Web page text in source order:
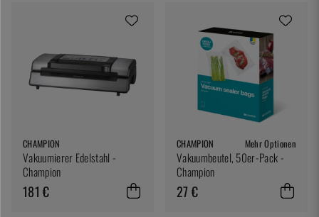
CHAMPION
Vakuumierer Edelstahl -
Champion
181 €
CHAMPION Mehr Optionen
Vakuumbeutel, 50er-Pack -
Champion
27 €